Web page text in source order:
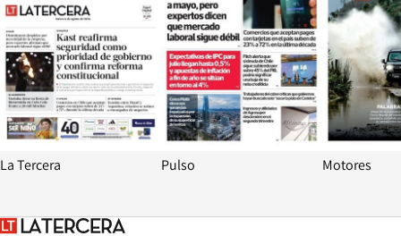
La Tercera Pulso Motores